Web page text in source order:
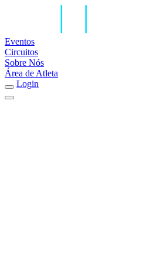
Eventos
Circuitos
Sobre Nós
Área de Atleta
Login